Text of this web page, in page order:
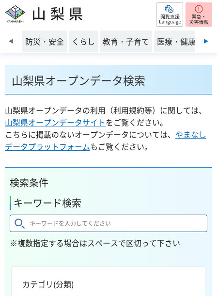
山梨県 閲覧支援
前のスライドを表示
防災・安全 くらし 教育・子育て 医療・健康・福
山梨県オープンデータ検索
山梨県オープンデータの利用（利用規約等）に関しては、
山梨県オープンデータサイトをご覧ください。
こちらに掲載のないオープンデータについては、 やまなし
データプラットフォームもご覧ください。
検索条件
キーワード検索
※複数指定する場合はスペースで区切って下さい
カテゴリ(分類)